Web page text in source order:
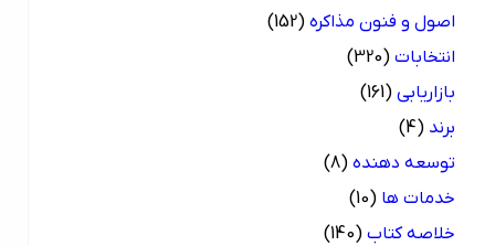
اصول و فنون مذاکره (152)
انتخابات (320)
بازاریابی (161)
(4)
توسعه دهنده (8)
خدمات ها (10)
خلاصه کتاب (140)